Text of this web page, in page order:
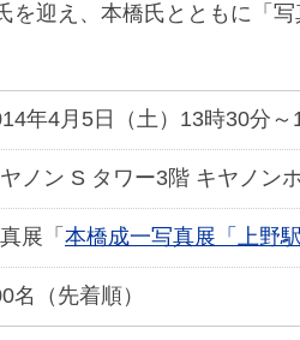
を迎え、本橋氏とともに「
年4月5日（土）13時30分～
ノン S タワー3階 キヤノン
展「 本橋成一写真展「上野
名（先着順）